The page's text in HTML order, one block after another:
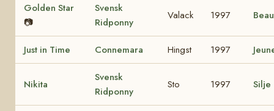
Golden Star
📷
Svensk
Ridponny
Valack 1997
Just in Time Connemara Hingst 1997
Nikita
Svensk
Ridponny
Sto 1997 Silje